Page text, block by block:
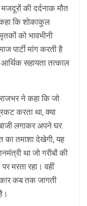
की दर्दनाक मौत
कहा कि शोकाकुल
को भावभीनी
पार्टी मांग करती है
सहायता तत्काल
ने कहा कि जो
करता था, क्या
लगाकर अपने घर
तमाशा देखेगी, यह
था जो गरीबों की
मरता रहा। वहीं
कब तक जागती